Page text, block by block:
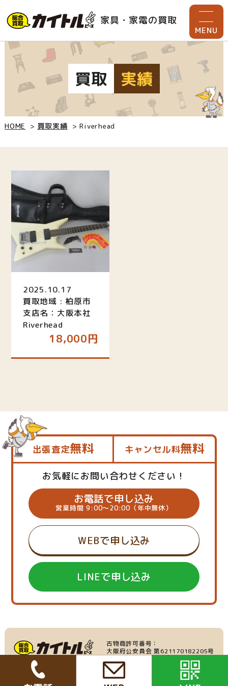
家具・家電の買取
MENU
買取 実績
HOME 買取実績 Riverhead
2025.10.17
買取地域 : 柏原市
支店名：大阪本社
Riverhead
18,000円
出張査定無料 キャンセル料無料
お気軽にお問い合わせください！
お電話で申し込み
営業時間 9:00～20:00（年中無休）
WEBで申し込み
LINEで申し込み
家具・家電の買取
古物商許可番号：
大阪府公安員会 第621170182205号
大阪府許可番号 第219695号